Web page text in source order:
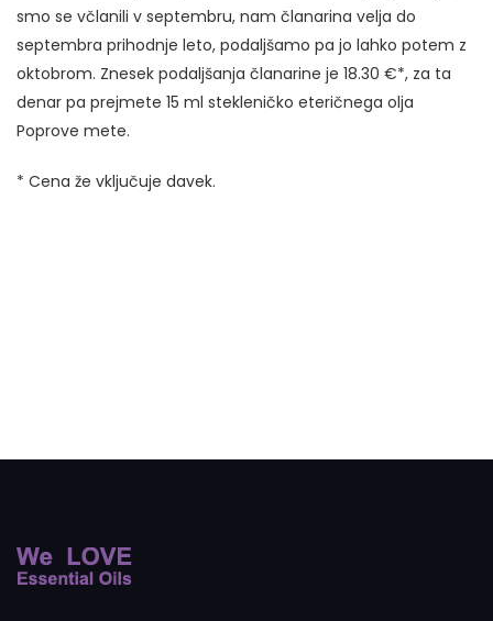
smo se včlanili v septembru, nam članarina velja do
septembra prihodnje leto, podaljšamo pa jo lahko potem z
oktobrom. Znesek podaljšanja članarine je 18.30 €*, za ta
denar pa prejmete 15 ml stekleničko eteričnega olja
Poprove mete.
* Cena že vključuje davek.